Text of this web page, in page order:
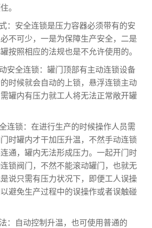
。
安全连锁是压力容器必须带有的安
不可少，一是为保障生产安全，二是
按照相应的法规也是不允许使用的。
安全连锁：罐门顶部有主动连锁设备
时候就会自动的上锁，悬浮连锁主动
需罐内有压力就工人将无法正常敞开罐
锁：在进行生产的时候操作人员需
时罐内才干加压升温，不然手动连锁
通，罐内无法形成压力。一起开门时
锁阀门，不然不能滚动罐门，也就无
说只需有压力状况下，即便工人误操
避免生产过程中的误操作或者误触碰
：自动控制升温，也可使用普通的